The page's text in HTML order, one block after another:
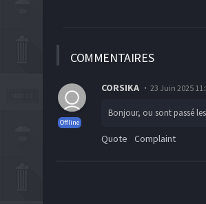
COMMENTAIRES
Offline
CORSIKA 23 Juin 2025
Bonjour, ou sont passé
Quote Complaint